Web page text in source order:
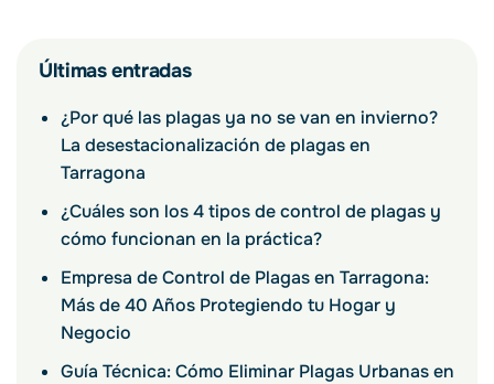
Últimas entradas
¿Por qué las plagas ya no se van en invierno?
La desestacionalización de plagas en
Tarragona
¿Cuáles son los 4 tipos de control de plagas y
cómo funcionan en la práctica?
Empresa de Control de Plagas en Tarragona:
Más de 40 Años Protegiendo tu Hogar y
Negocio
Guía Técnica: Cómo Eliminar Plagas Urbanas en